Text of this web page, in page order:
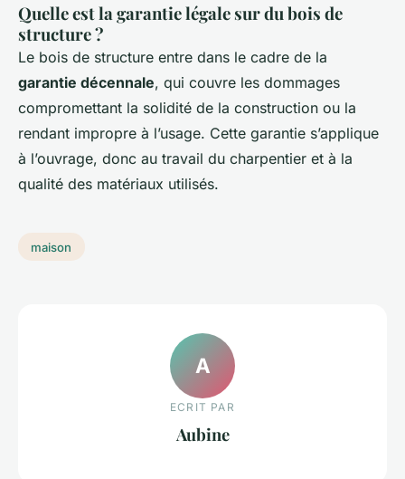
Quelle est la garantie légale sur du bois de
structure ?
Le bois de structure entre dans le cadre de la
garantie décennale, qui couvre les dommages
compromettant la solidité de la construction ou la
rendant impropre à l’usage. Cette garantie s’applique
à l’ouvrage, donc au travail du charpentier et à la
qualité des matériaux utilisés.
maison
A
ECRIT PAR
Aubine